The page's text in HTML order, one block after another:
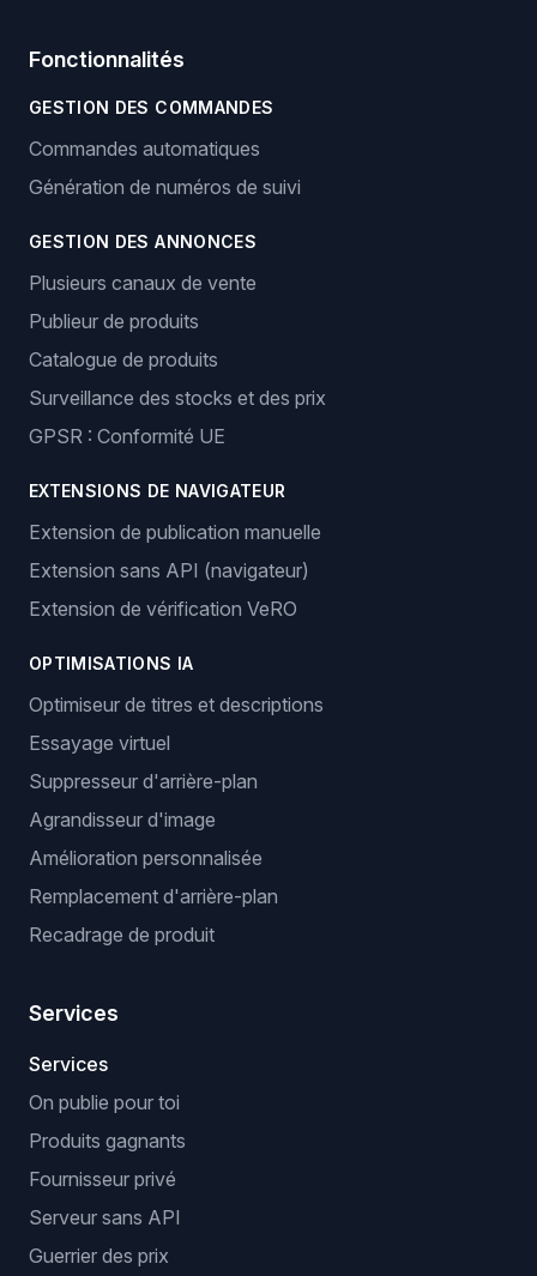
Fonctionnalités
GESTION DES COMMANDES
Commandes automatiques
Génération de numéros de suivi
GESTION DES ANNONCES
Plusieurs canaux de vente
Publieur de produits
Catalogue de produits
Surveillance des stocks et des prix
GPSR : Conformité UE
EXTENSIONS DE NAVIGATEUR
Extension de publication manuelle
Extension sans API (navigateur)
Extension de vérification VeRO
OPTIMISATIONS IA
Optimiseur de titres et descriptions
Essayage virtuel
Suppresseur d'arrière-plan
Agrandisseur d'image
Amélioration personnalisée
Remplacement d'arrière-plan
Recadrage de produit
Services
Services
On publie pour toi
Produits gagnants
Fournisseur privé
Serveur sans API
Guerrier des prix